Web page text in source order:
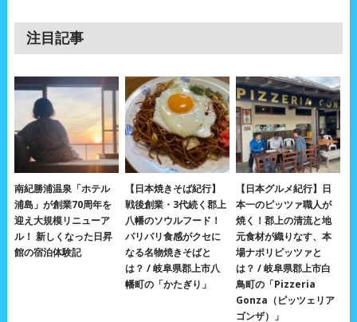
注目記事
南紀勝浦温泉「ホテル
浦島」が創業70周年を
迎え大規模リニューア
ル！ 新しくなった日昇
館の宿泊体験記
【日本焼きそば紀行】
戦後創業・3代続く郡上
八幡のソウルフード！
パリパリ食感がクセに
なる名物焼きそばと
は？ / 岐阜県郡上市八
幡町の「かたぎり」
【日本グルメ紀行】日
本一のピッツァ職人が
焼く！郡上の清流と地
元食材が織りなす、本
場ナポリピッツァと
は？ / 岐阜県郡上市白
鳥町の「Pizzeria
Gonza（ピッツェリア
ゴンザ）」